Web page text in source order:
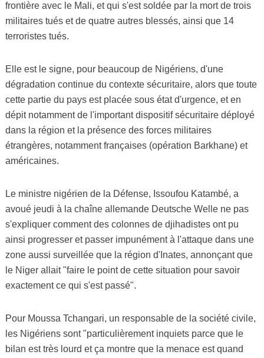
frontière avec le Mali, et qui s'est soldée par la mort de trois
militaires tués et de quatre autres blessés, ainsi que 14
terroristes tués.
Elle est le signe, pour beaucoup de Nigériens, d'une
dégradation continue du contexte sécuritaire, alors que toute
cette partie du pays est placée sous état d'urgence, et en
dépit notamment de l'important dispositif sécuritaire déployé
dans la région et la présence des forces militaires
étrangères, notamment françaises (opération Barkhane) et
américaines.
Le ministre nigérien de la Défense, Issoufou Katambé, a
avoué jeudi à la chaîne allemande Deutsche Welle ne pas
s'expliquer comment des colonnes de djihadistes ont pu
ainsi progresser et passer impunément à l'attaque dans une
zone aussi surveillée que la région d'Inates, annonçant que
le Niger allait "faire le point de cette situation pour savoir
exactement ce qui s'est passé".
Pour Moussa Tchangari, un responsable de la société civile,
les Nigériens sont "particulièrement inquiets parce que le
bilan est très lourd et ça montre que la menace est quand